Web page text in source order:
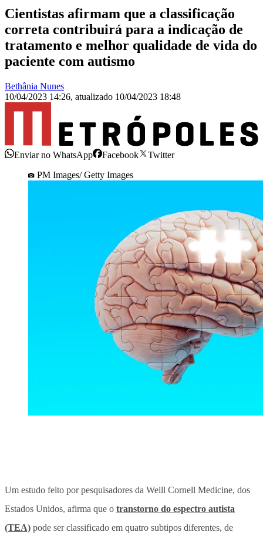
Cientistas afirmam que a classificação
correta contribuirá para a indicação de
tratamento e melhor qualidade de vida do
paciente com autismo
Bethânia Nunes
10/04/2023 14:26, atualizado 10/04/2023 18:48
Enviar no WhatsApp Facebook
Twitter
PM Images/ Getty Images
Um estudo feito por pesquisadores da Weill Cornell Medicine, dos
Estados Unidos, afirma que o transtorno do espectro autista
(TEA) pode ser classificado em quatro subtipos diferentes, de